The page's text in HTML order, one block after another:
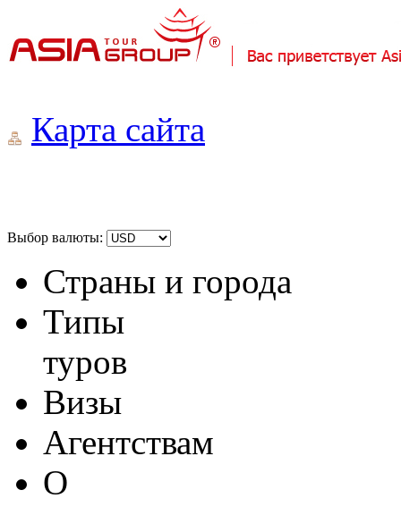
Карта сайта
Выбор валюты:
Страны и города
Типы
туров
Визы
Агентствам
О